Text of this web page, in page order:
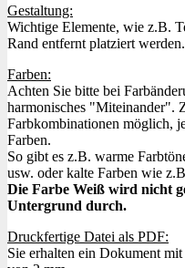
Gestaltung:
Wichtige Elemente, wie z.B.
Rand entfernt platziert werden.
Farben:
Achten Sie bitte bei
harmonisches "Miteinander".
Farbkombinationen möglich,
Farben.
So gibt es z.B. warme
usw. oder kalte Farben wie
Die Farbe Weiß wird nicht
Untergrund durch.
Druckfertige Datei als PDF:
Sie erhalten ein Dokument